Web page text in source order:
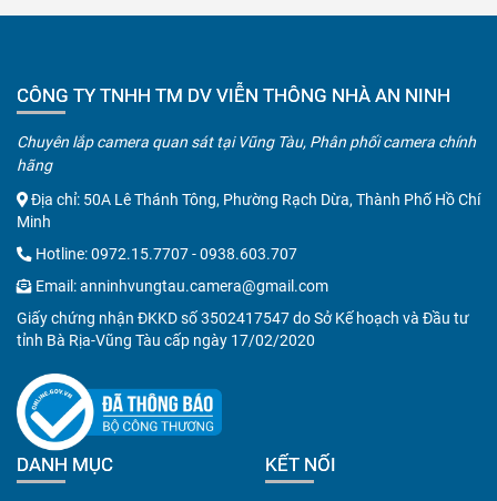
CÔNG TY TNHH TM DV VIỄN THÔNG NHÀ AN NINH
Chuyên lắp camera quan sát tại Vũng Tàu, Phân phối camera chính
hãng
Địa chỉ: 50A Lê Thánh Tông, Phường Rạch Dừa, Thành Phố Hồ Chí
Minh
Hotline:0972.15.7707-0938.603.707
Email:anninhvungtau.camera@gmail.com
Giấy chứng nhận ĐKKD số 3502417547 do Sở Kế hoạch và Đầu tư
tỉnh Bà Rịa-Vũng Tàu cấp ngày 17/02/2020
DANH MỤC KẾT NỐI